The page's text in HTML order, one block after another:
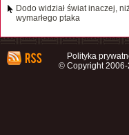
Dodo widział świat inaczej,
wymarłego ptaka
Polityka
© Copyright 2006-